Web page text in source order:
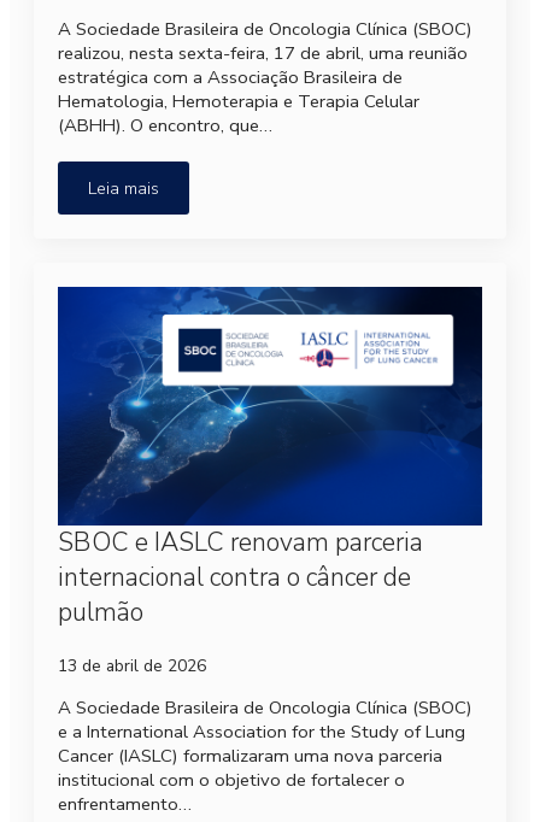
A Sociedade Brasileira de Oncologia Clínica (SBOC)
realizou, nesta sexta-feira, 17 de abril, uma reunião
estratégica com a Associação Brasileira de
Hematologia, Hemoterapia e Terapia Celular
(ABHH). O encontro, que…
Leia mais
SBOC e IASLC renovam parceria
internacional contra o câncer de
pulmão
13 de abril de 2026
A Sociedade Brasileira de Oncologia Clínica (SBOC)
e a International Association for the Study of Lung
Cancer (IASLC) formalizaram uma nova parceria
institucional com o objetivo de fortalecer o
enfrentamento…